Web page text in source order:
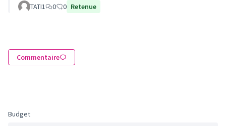
TATI1 0 0 Retenue
Commentaire
Budget